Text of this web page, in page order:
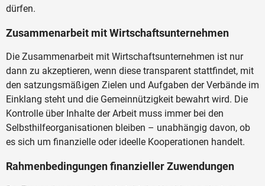
dürfen.
Zusammenarbeit mit Wirtschaftsunternehmen
Die Zusammenarbeit mit Wirtschaftsunternehmen ist nur
dann zu akzeptieren, wenn diese transparent stattfindet, mit
den satzungsmäßigen Zielen und Aufgaben der Verbände im
Einklang steht und die Gemeinnützigkeit bewahrt wird. Die
Kontrolle über Inhalte der Arbeit muss immer bei den
Selbsthilfeorganisationen bleiben – unabhängig davon, ob
es sich um finanzielle oder ideelle Kooperationen handelt.
Rahmenbedingungen finanzieller Zuwendungen